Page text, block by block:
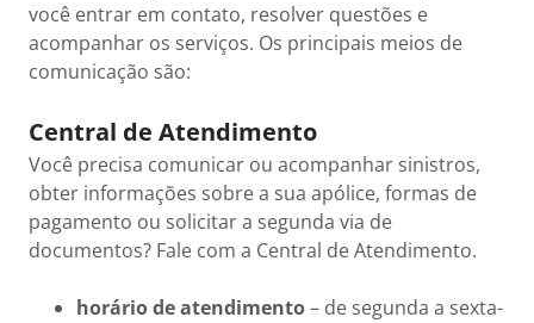
você entrar em contato, resolver questões e
acompanhar os serviços. Os principais meios de
comunicação são:
Central de Atendimento
Você precisa comunicar ou acompanhar sinistros,
obter informações sobre a sua apólice, formas de
pagamento ou solicitar a segunda via de
documentos? Fale com a Central de Atendimento.
horário de atendimento– de segunda a sexta-